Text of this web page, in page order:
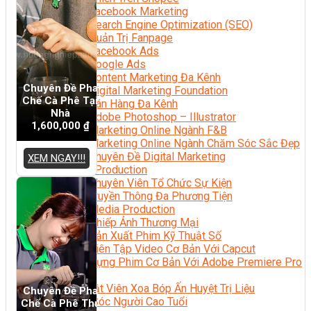
Facebook Marketing
Search Engine Optimization (SEO)
Quản Trị Fanpage
Facebook Ads
Google Ads
Content Marketing Đa Kênh
Digital Marketing Foundation
Bán Hàng Đa Kênh
Adobe Photoshop – Illustrator
Marketing Online Ngành F&B
Marketing Online Ngành Chăm Sóc Sắc Đẹp
Chuyên Đề Digital Marketing
Media Production
Chuyên Viên Tổ Chức Sự Kiện
Truyền Thông Đa Phương Tiện
Media Production
Nhiếp Ảnh Thương Mại
Sản Xuất Phim Kỹ Thuật Số
Biên Tập Video Cơ Bản Với Capcut
Dựng Phim Cơ Bản Với Adobe Premiere Pro
Sức Khỏe
Kỹ Thuật Viên Xoa Bóp Ấn Huyệt Trị Liệu
Chăm Sóc Người Cao Tuổi
Chuyên Đề Pha
Chế Cà Phê Tại
Nhà
1,600,000 ₫
XEM NGAY!!!
Chuyên Đề Pha
Chế Cà Phê Thủ